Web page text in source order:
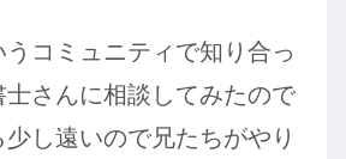
うコミュニティで知り合っ
さんに相談してみたので
し遠いので兄たちがやり